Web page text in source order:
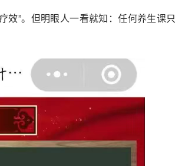
效”。但明眼人一看就知：任何养生课